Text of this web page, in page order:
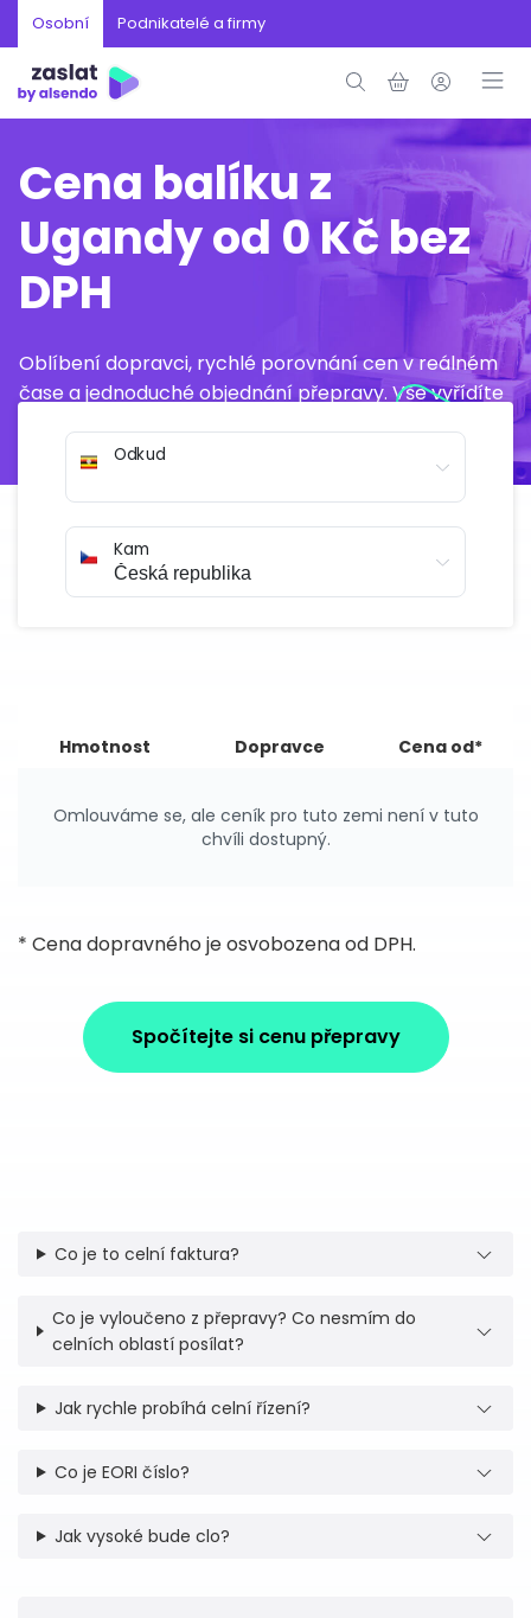
Osobní Podnikatelé a firmy
Cena balíku z
Ugandy od 0 Kč bez
DPH
Oblíbení dopravci, rychlé porovnání cen v reálném
čase a jednoduché objednání přepravy. Vše vyřídíte
Odkud
Kam
Hmotnost Dopravce Cena od*
Omlouváme se, ale ceník pro tuto zemi není v tuto
chvíli dostupný.
* Cena dopravného je osvobozena od DPH.
Spočítejte si cenu přepravy
Co je to celní faktura?
Co je vyloučeno z přepravy? Co nesmím do
celních oblastí posílat?
Jak rychle probíhá celní řízení?
Co je EORI číslo?
Jak vysoké bude clo?